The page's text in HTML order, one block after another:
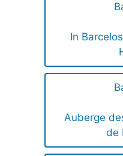
In
Auberge
de